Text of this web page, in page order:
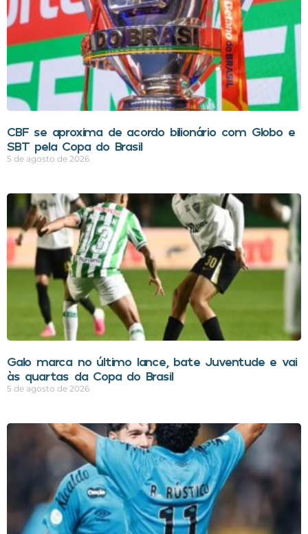
CBF se aproxima de acordo bilionário com Globo e
SBT pela Copa do Brasil
5 de agosto de 2026
Galo marca no último lance, bate Juventude e vai
às quartas da Copa do Brasil
5 de agosto de 2026